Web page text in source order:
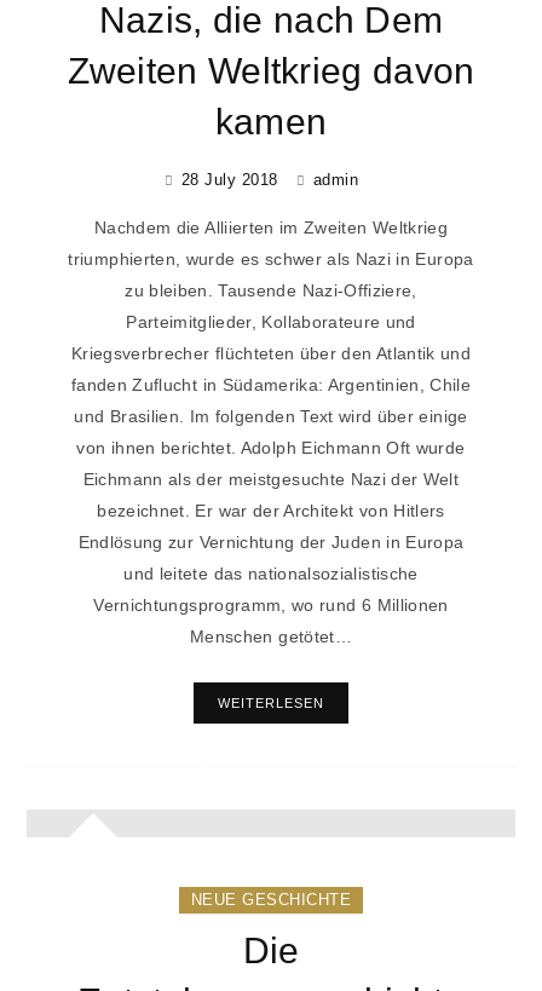
Nazis, die nach Dem
Zweiten Weltkrieg davon
kamen
28 July 2018 admin
Nachdem die Alliierten im Zweiten Weltkrieg
triumphierten, wurde es schwer als Nazi in Europa
zu bleiben. Tausende Nazi-Offiziere,
Parteimitglieder, Kollaborateure und
Kriegsverbrecher flüchteten über den Atlantik und
fanden Zuflucht in Südamerika: Argentinien, Chile
und Brasilien. Im folgenden Text wird über einige
von ihnen berichtet. Adolph Eichmann Oft wurde
Eichmann als der meistgesuchte Nazi der Welt
bezeichnet. Er war der Architekt von Hitlers
Endlösung zur Vernichtung der Juden in Europa
und leitete das nationalsozialistische
Vernichtungsprogramm, wo rund 6 Millionen
Menschen getötet…
WEITERLESEN
NEUE GESCHICHTE
Die